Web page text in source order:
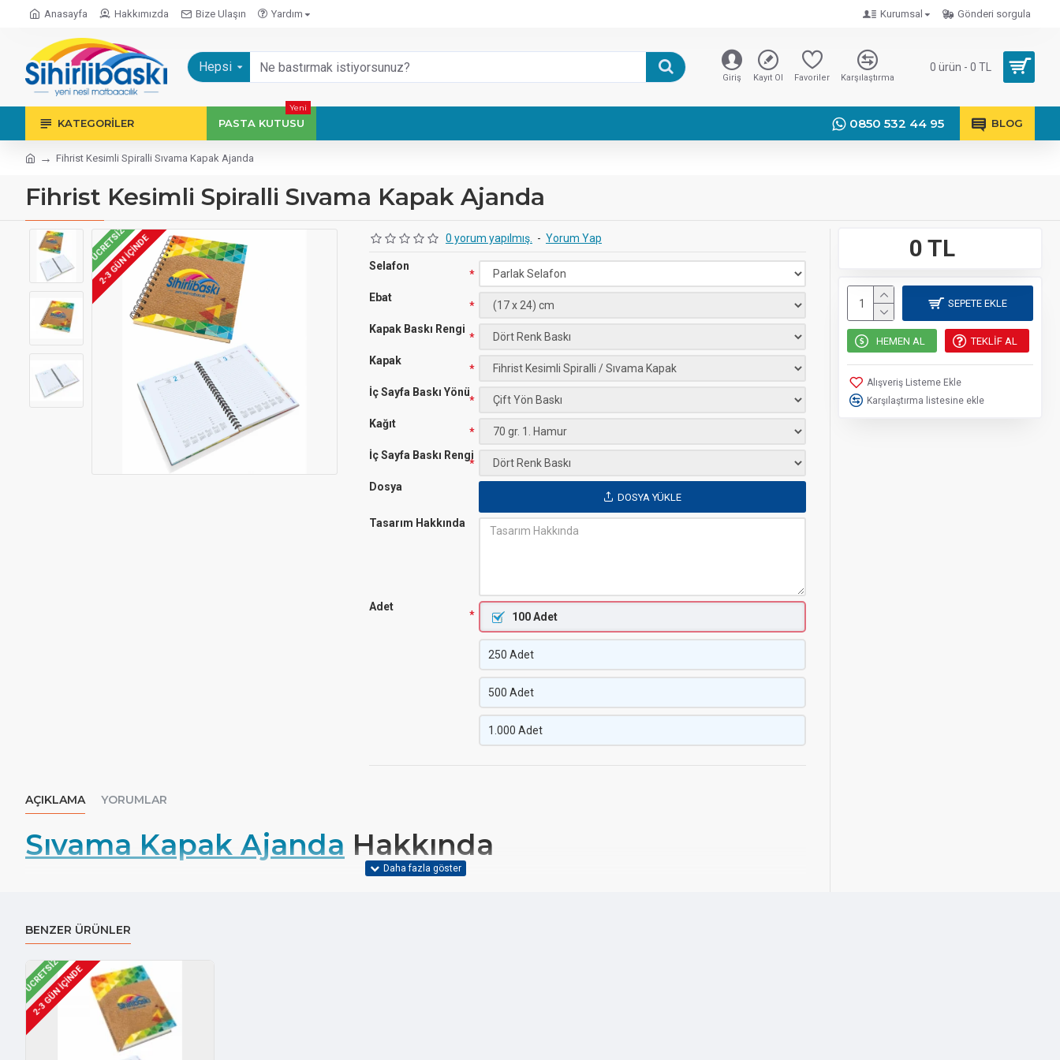
Anasayfa Hakkımızda Bize Ulaşın Yardım Kurumsal Gönderi sorgula
Hepsi
Giriş Kayıt Ol Favoriler Karşılaştırma
0 ürün - 0 TL
KATEGORILER PASTA KUTUSU
Yeni
0850 532 44 95 BLOG
Fihrist Kesimli Spiralli Sıvama Kapak Ajanda
Fihrist Kesimli Spiralli Sıvama Kapak Ajanda
ÜCRETSIZ
2-3 GÜN IÇINDE 0 yorum yapılmış. - Yorum Yap 0 TL
Selafon
Ebat
Kapak Baskı Rengi
Kapak
İç Sayfa Baskı Yönü
Kağıt
İç Sayfa Baskı Rengi
Dosya
DOSYA YÜKLE
Tasarım Hakkında
Adet
100 Adet
250 Adet
500 Adet
1.000 Adet
SEPETE EKLE
HEMEN AL TEKLIF AL
Alışveriş Listeme Ekle
Karşılaştırma listesine ekle
AÇIKLAMA YORUMLAR
Sıvama Kapak Ajanda Hakkında
BENZER ÜRÜNLER
ÜCRETSIZ
2-3 GÜN IÇINDE